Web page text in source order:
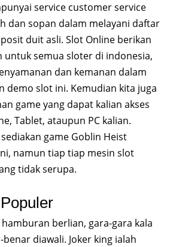
service customer service
dan sopan dalam melayani daftar
duit asli. Slot Online berikan
untuk semua sloter di indonesia,
dan kemanan dalam
demo slot ini. Kemudian kita juga
game yang dapat kalian akses
Tablet, ataupun PC kalian.
game Goblin Heist
namun tiap tiap mesin slot
tidak serupa.
berlian, gara-gara kala
diawali. Joker king ialah